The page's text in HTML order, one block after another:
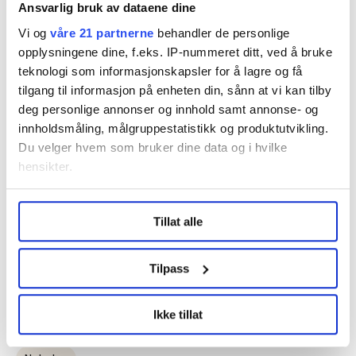
Ansvarlig bruk av dataene dine
Vi og våre 21 partnerne behandler de personlige
opplysningene dine, f.eks. IP-nummeret ditt, ved å bruke
teknologi som informasjonskapsler for å lagre og få
tilgang til informasjon på enheten din, sånn at vi kan tilby
deg personlige annonser og innhold samt annonse- og
innholdsmåling, målgruppestatistikk og produktutvikling.
Du velger hvem som bruker dine data og i hvilke
hensikter.
Undermer infokan du lese om hvordan dine personlige
data behandles og hvordan du kan velge hvordan de skal
brukes. Du kan hele tiden endre eller trekke tilbake ditt
samtykke fra erklæringen om informasjonskapsler.
LO Medias publikasjoner frifagbevegelse.no, hk-nytt.no
og fontene.no bruker informasjonskapsler (cookies) for å
lære hvordan våre nettsider blir brukt slik at vi tilby
Tillat alle
Tilpass
Ikke tillat
Forbundsleder Audun Ingvartsen i Lederne tror
individuelle lønnsforhandlinger har noe av
skylden.
Ifølge Teknisk beregningsutvalg tjener kvinner
i arbeidslivet i snitt 88 prosent av det menn
tjener, uavhengig av bransje og stilling
I barnehagesektoren og prosessindustrien er
det annerledes. Her viser målinger at kvinner og
Denne artikkelen erover fem år gammel.